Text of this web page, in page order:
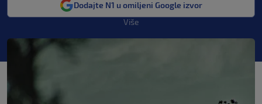
Dodajte N1 u omiljeni Google izvor
Više